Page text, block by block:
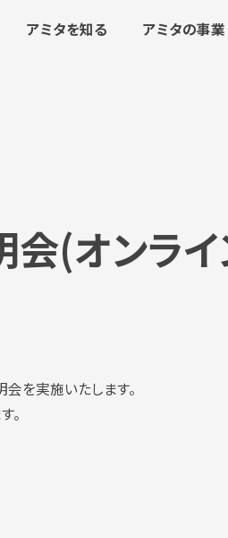
アミタを知る アミタの事業
(オンライ
を実施いたします。
。